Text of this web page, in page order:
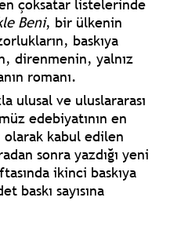
çoksatar listelerinde
Beni, bir ülkenin
baskıya
direnmenin, yalnız
romanı.
ulusal ve uluslararası
edebiyatının en
kabul edilen
sonra yazdığı yeni
ikinci baskıya
baskı sayısına